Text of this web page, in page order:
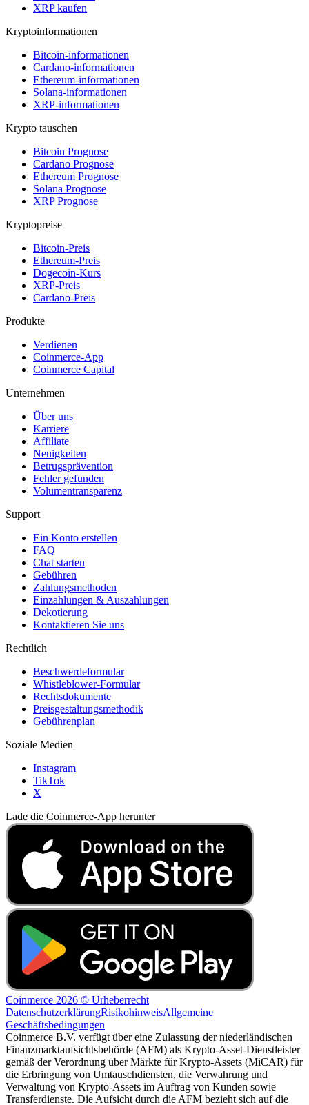
XRP kaufen
Kryptoinformationen
Bitcoin-informationen
Cardano-informationen
Ethereum-informationen
Solana-informationen
XRP-informationen
Krypto tauschen
Bitcoin Prognose
Cardano Prognose
Ethereum Prognose
Solana Prognose
XRP Prognose
Kryptopreise
Bitcoin-Preis
Ethereum-Preis
Dogecoin-Kurs
XRP-Preis
Cardano-Preis
Produkte
Verdienen
Coinmerce-App
Coinmerce Capital
Unternehmen
Über uns
Karriere
Affiliate
Neuigkeiten
Betrugsprävention
Fehler gefunden
Volumentransparenz
Support
Ein Konto erstellen
FAQ
Chat starten
Gebühren
Zahlungsmethoden
Einzahlungen & Auszahlungen
Dekotierung
Kontaktieren Sie uns
Rechtlich
Beschwerdeformular
Whistleblower-Formular
Rechtsdokumente
Preisgestaltungsmethodik
Gebührenplan
Soziale Medien
Instagram
TikTok
X
Lade die Coinmerce-App herunter
Coinmerce 2026 © Urheberrecht
DatenschutzerklärungRisikohinweisAllgemeine
Geschäftsbedingungen
Coinmerce B.V. verfügt über eine Zulassung der niederländischen
Finanzmarktaufsichtsbehörde (AFM) als Krypto-Asset-Dienstleister
gemäß der Verordnung über Märkte für Krypto-Assets (MiCAR) für
die Erbringung von Umtauschdiensten, die Verwahrung und
Verwaltung von Krypto-Assets im Auftrag von Kunden sowie
Transferdienste. Die Aufsicht durch die AFM bezieht sich auf die